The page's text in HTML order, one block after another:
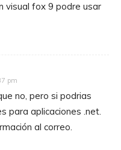
visual fox 9 podre usar
pm
no, pero si podrias
para aplicaciones .net.
al correo.